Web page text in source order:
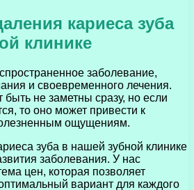
кариеса зуба
клинике
заболевание,
и своевременного лечения.
быть не заметны сразу, но если
то оно может привести к
ощущениям.
зуба в нашей зубной клинике
заболевания. У нас
цен, которая позволяет
вариант для каждого